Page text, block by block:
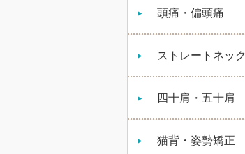
頭痛・偏頭痛
ストレートネック
四十肩・五十肩
猫背・姿勢矯正